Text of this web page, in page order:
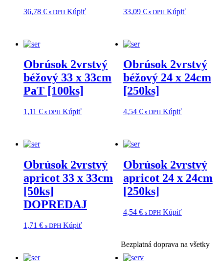
36,78 € s DPH Kúpiť 33,09 € s DPH Kúpiť
Obrúsok 2vrstvý
béžový 33 x 33cm
PaT [100ks]
1,11 € s DPH Kúpiť
Obrúsok 2vrstvý
béžový 24 x 24cm
[250ks]
4,54 € s DPH Kúpiť
Obrúsok 2vrstvý
apricot 33 x 33cm
[50ks]
DOPREDAJ
1,71 € s DPH Kúpiť
Obrúsok 2vrstvý
apricot 24 x 24cm
[250ks]
4,54 € s DPH Kúpiť
Bezplatná doprava na všetky